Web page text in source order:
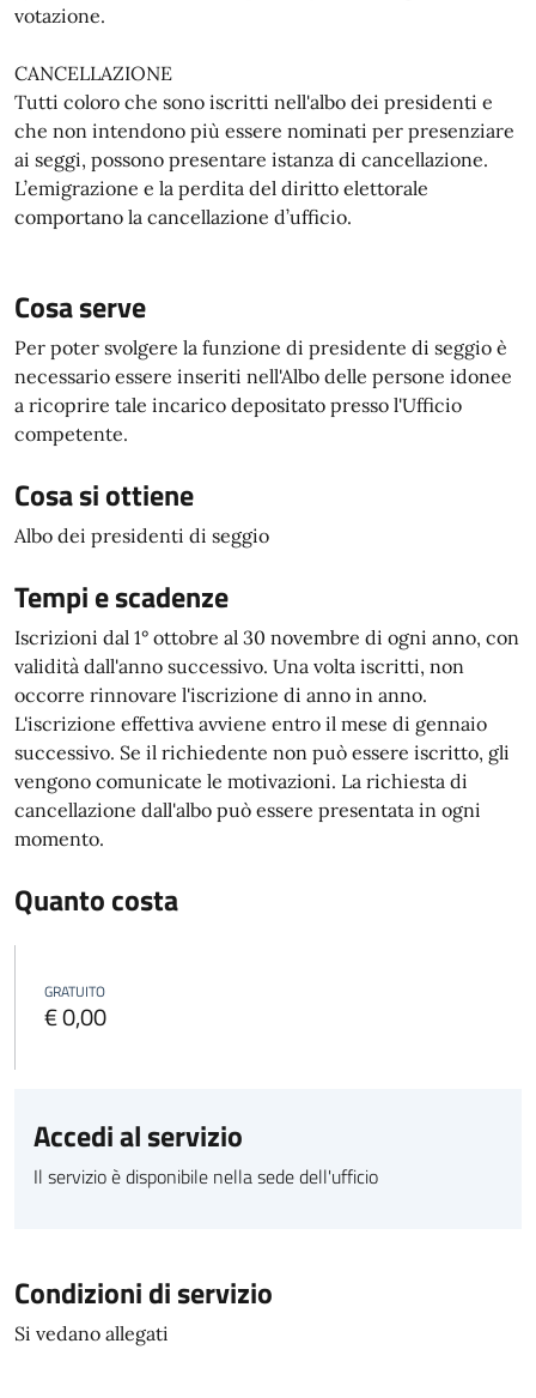
votazione.
CANCELLAZIONE
Tutti coloro che sono iscritti nell'albo dei presidenti e
che non intendono più essere nominati per presenziare
ai seggi, possono presentare istanza di cancellazione.
L’emigrazione e la perdita del diritto elettorale
comportano la cancellazione d’ufficio.
Cosa serve
Per poter svolgere la funzione di presidente di seggio è
necessario essere inseriti nell'Albo delle persone idonee
a ricoprire tale incarico depositato presso l'Ufficio
competente.
Cosa si ottiene
Albo dei presidenti di seggio
Tempi e scadenze
Iscrizioni dal 1° ottobre al 30 novembre di ogni anno, con
validità dall'anno successivo. Una volta iscritti, non
occorre rinnovare l'iscrizione di anno in anno.
L'iscrizione effettiva avviene entro il mese di gennaio
successivo. Se il richiedente non può essere iscritto, gli
vengono comunicate le motivazioni. La richiesta di
cancellazione dall'albo può essere presentata in ogni
momento.
Quanto costa
GRATUITO
€ 0,00
Accedi al servizio
Il servizio è disponibile nella sede dell'ufficio
Condizioni di servizio
Si vedano allegati